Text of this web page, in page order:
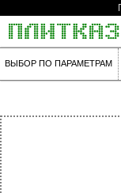
ВЫБОР ПО ПАРАМЕТРАМ